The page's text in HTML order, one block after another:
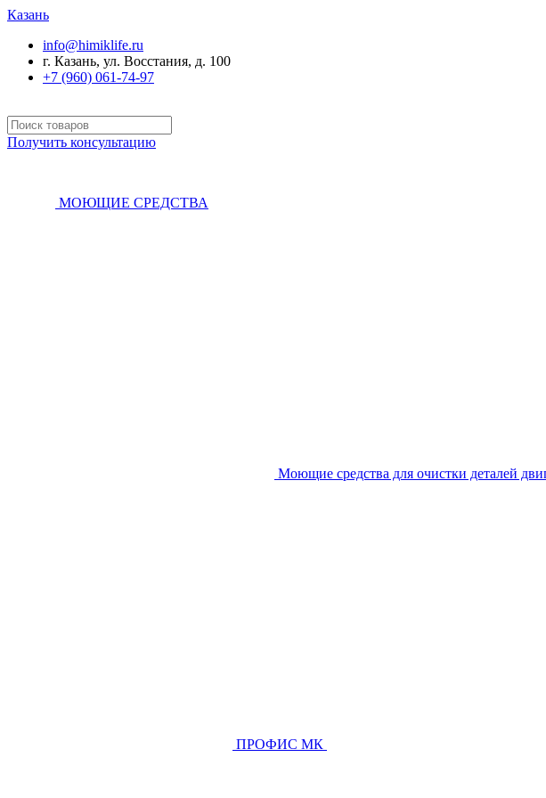
Казань
info@himiklife.ru
г. Казань, ул. Восстания, д. 100
+7 (960) 061-74-97
Получить консультацию
МОЮЩИЕ СРЕДСТВА
Моющие средства для очистки деталей
ПРОФИС МК